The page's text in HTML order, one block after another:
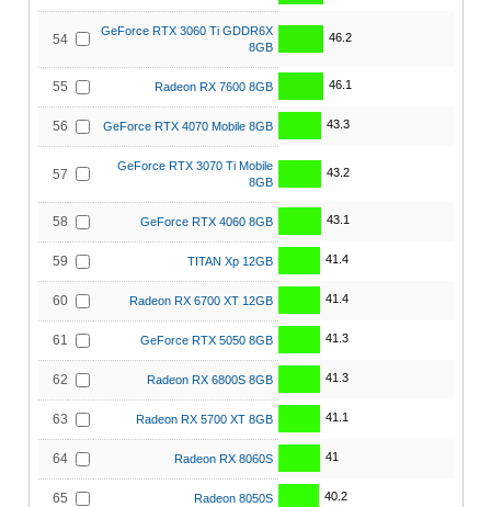
54
GeForce RTX 3060 Ti GDDR6X
8GB
46.2
55 Radeon RX 7600 8GB 46.1
56 GeForce RTX 4070 Mobile 8GB 43.3
57
GeForce RTX 3070 Ti Mobile
8GB
43.2
58 GeForce RTX 4060 8GB 43.1
59 TITAN Xp 12GB 41.4
60 Radeon RX 6700 XT 12GB 41.4
61 GeForce RTX 5050 8GB 41.3
62 Radeon RX 6800S 8GB 41.3
63 Radeon RX 5700 XT 8GB 41.1
64 Radeon RX 8060S 41
65 Radeon 8050S 40.2